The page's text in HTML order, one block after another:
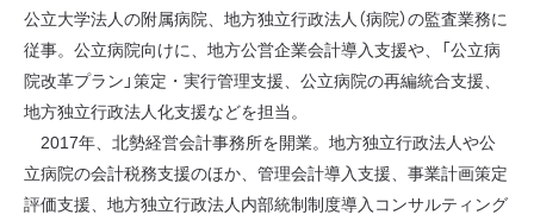
公立大学法人の附属病院、地方独立行政法人（病院）の監査業務に
従事。公立病院向けに、地方公営企業会計導入支援や、「公立病
院改革プラン」策定・実行管理支援、公立病院の再編統合支援、
地方独立行政法人化支援などを担当。
2017年、北勢経営会計事務所を開業。地方独立行政法人や公
立病院の会計税務支援のほか、管理会計導入支援、事業計画策定
評価支援、地方独立行政法人内部統制制度導入コンサルティング